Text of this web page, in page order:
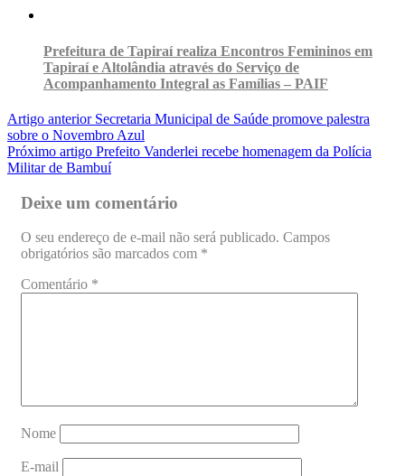
Prefeitura de Tapiraí realiza Encontros Femininos em
Tapiraí e Altolândia através do Serviço de
Acompanhamento Integral as Famílias – PAIF
Artigo anteriorSecretaria Municipal de Saúde promove palestra
sobre o Novembro Azul
Próximo artigo Prefeito Vanderlei recebe homenagem da Polícia
Militar de Bambuí
Deixe um comentário
O seu endereço de e-mail não será publicado. Campos
obrigatórios são marcados com *
Comentário *
Nome
E-mail